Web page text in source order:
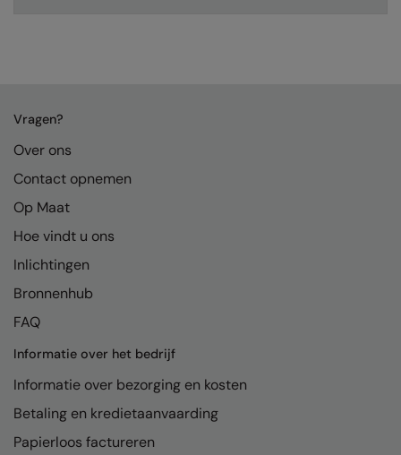
KiMood
Kodak
Larkwood
Maddins
Madeira
MagiCut
Marketing Hub
Vragen?
Over ons
Contact opnemen
Op Maat
Hoe vindt u ons
Inlichtingen
Bronnenhub
FAQ
Informatie over het bedrijf
Informatie over bezorging en kosten
Betaling en kredietaanvaarding
Papierloos factureren